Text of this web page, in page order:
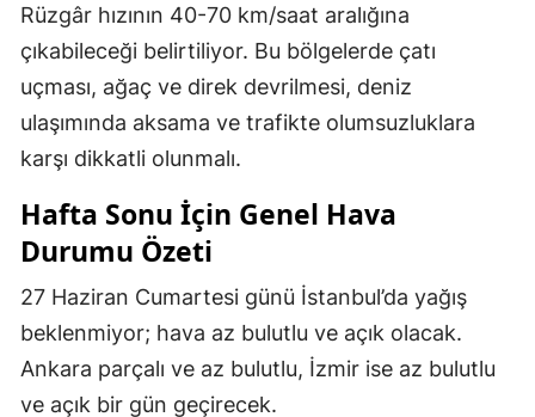
Rüzgâr hızının 40-70 km/saat aralığına
çıkabileceği belirtiliyor. Bu bölgelerde çatı
uçması, ağaç ve direk devrilmesi, deniz
ulaşımında aksama ve trafikte olumsuzluklara
karşı dikkatli olunmalı.
Hafta Sonu İçin Genel Hava
Durumu Özeti
27 Haziran Cumartesi günü İstanbul’da yağış
beklenmiyor; hava az bulutlu ve açık olacak.
Ankara parçalı ve az bulutlu, İzmir ise az bulutlu
ve açık bir gün geçirecek.